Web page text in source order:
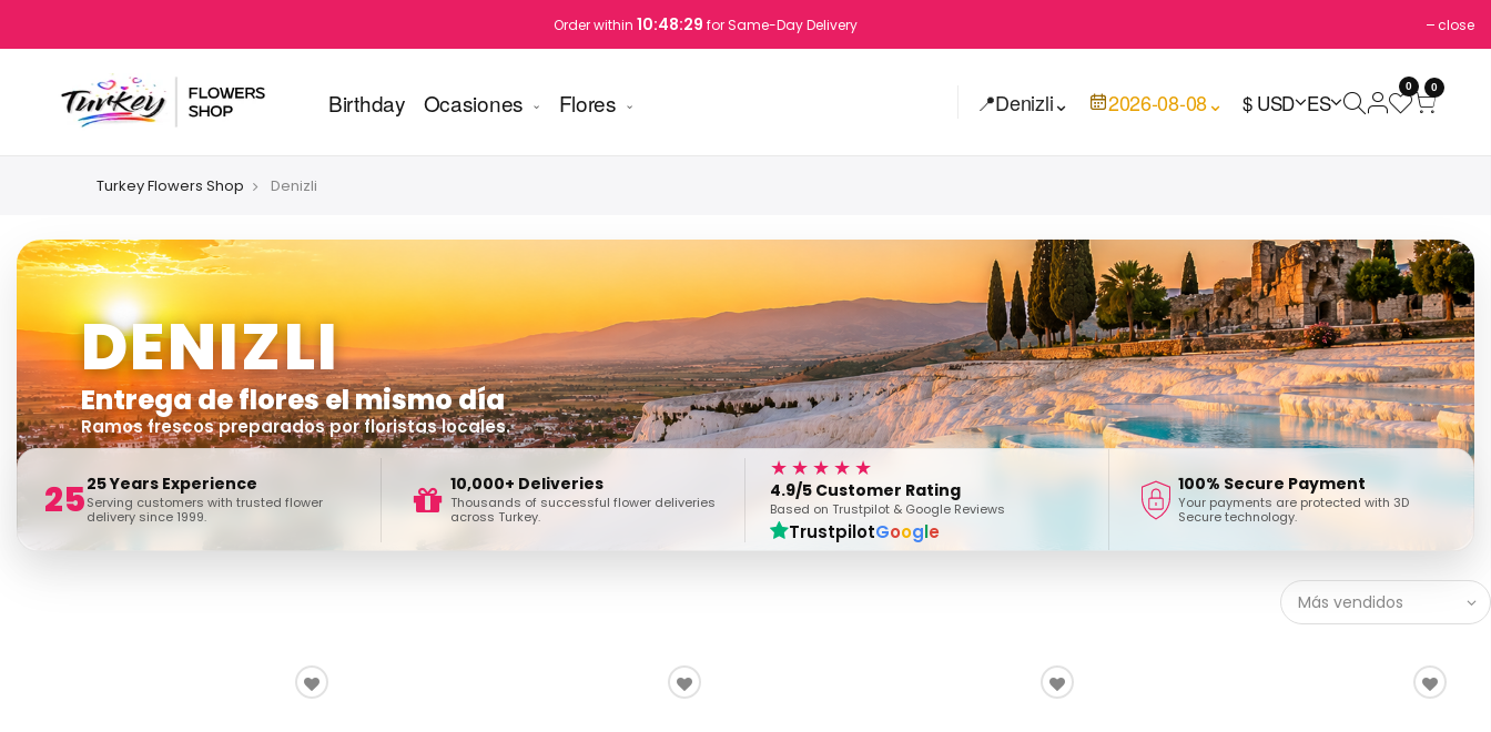
Order within 10:48:28 for Same-Day Delivery close
Birthday Ocasiones Flores 📍Denizli⌄ 2026-08-08⌄ $ USD ES
0 0
Turkey Flowers Shop Denizli
DENIZLI
Entrega de flores el mismo día
Ramos frescos preparados por floristas locales.
2525 Years Experience
Serving customers with trusted flower
delivery since 1999.
10,000+ Deliveries
Thousands of successful flower deliveries
across Turkey.
★★★★★
4.9/5 Customer Rating
Based on Trustpilot & Google Reviews
TrustpilotGoogle
100% Secure Payment
Your payments are protected with 3D
Secure technology.
Más vendidos